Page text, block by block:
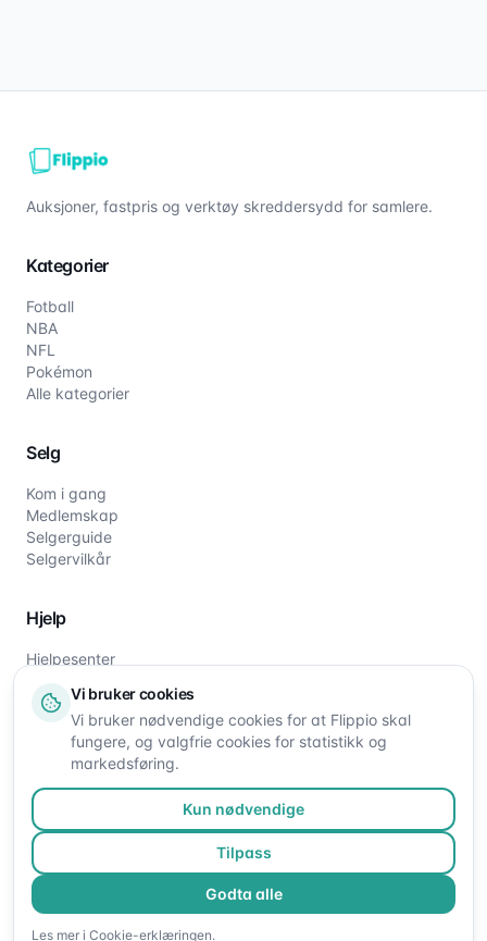
Auksjoner, fastpris og verktøy skreddersydd for samlere.
Kategorier
Fotball
NBA
NFL
Pokémon
Alle kategorier
Selg
Kom i gang
Medlemskap
Selgerguide
Selgervilkår
Hjelp
Hjelpesenter
Om oss
Kontakt oss
©2026Flippio. Alle rettigheter reservert.
Vi bruker cookies
Vi bruker nødvendige cookies for at Flippio skal
fungere, og valgfrie cookies for statistikk og
markedsføring.
Kun nødvendige
Tilpass
Godta alle
Les mer i Cookie-erklæringen.